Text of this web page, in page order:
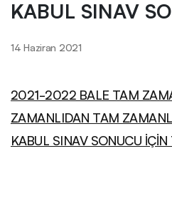
KABUL SINAV
14 Haziran 2021
2021-2022 BALE TAM
ZAMANLIDAN TAM
KABUL SINAV SONUCU